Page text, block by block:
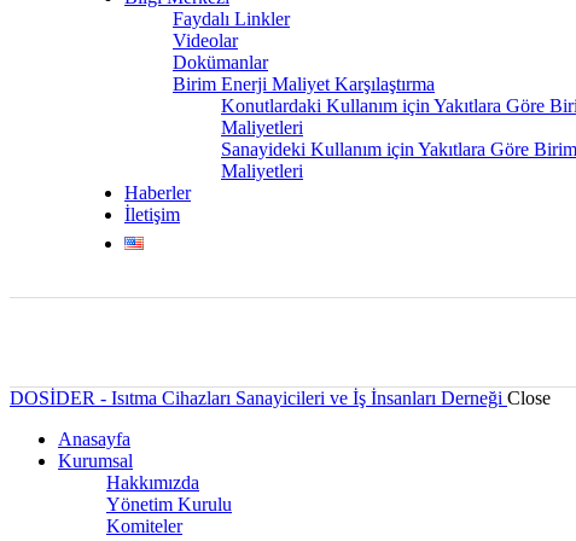
Faydalı Linkler
Videolar
Dokümanlar
Birim Enerji Maliyet Karşılaştırma
Konutlardaki Kullanım için Yakıtlara Göre
Maliyetleri
Sanayideki Kullanım için Yakıtlara Göre
Maliyetleri
Haberler
İletişim
DOSİDER - Isıtma Cihazları Sanayicileri ve İş İnsanları Derneği Close
Anasayfa
Kurumsal
Hakkımızda
Yönetim Kurulu
Komiteler